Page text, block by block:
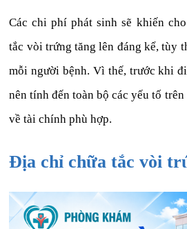
Các chi phí phát sinh sẽ khiến
tắc vòi trứng tăng lên đáng kể, tùy
mỗi người bệnh. Vì thế, trước khi
nên tính đến toàn bộ các yếu tố
về tài chính phù hợp.
Địa chỉ chữa tắc vòi